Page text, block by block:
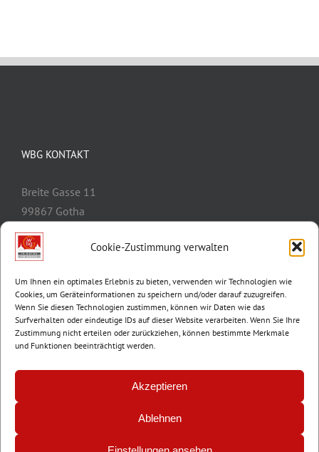
Cookie-Zustimmung verwalten
Um Ihnen ein optimales Erlebnis zu bieten, verwenden wir Technologien wie
Cookies, um Geräteinformationen zu speichern und/oder darauf zuzugreifen.
Wenn Sie diesen Technologien zustimmen, können wir Daten wie das
Surfverhalten oder eindeutige IDs auf dieser Website verarbeiten. Wenn Sie Ihre
Zustimmung nicht erteilen oder zurückziehen, können bestimmte Merkmale
und Funktionen beeinträchtigt werden.
Akzeptieren
Ablehnen
WBG KONTAKT
Breite Gasse 11
99867 Gotha
Telefon:
E-Mail:
info@wbg-gotha.de
Impressum|Datenschutz